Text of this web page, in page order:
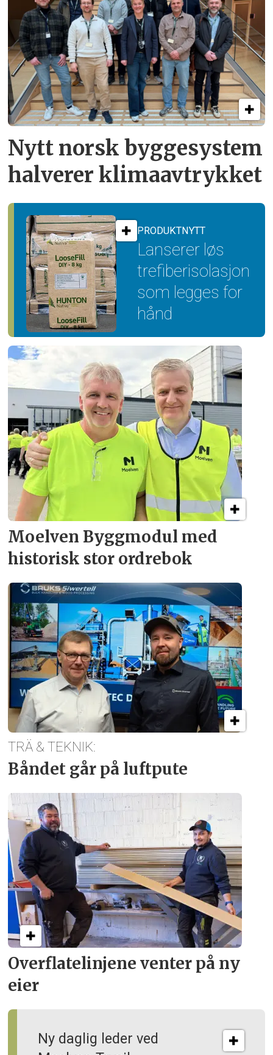
Nytt norsk byggesystem
halverer klimaavtrykket
PRODUKTNYTT
Lanserer løs
trefiber­isolasjon
som legges for
hånd
Moelven Byggmodul med
historisk stor ordrebok
Overflate­linjene venter på ny
eier
Ny daglig leder ved
TRÄ & TEKNIK:
Båndet går på luftpute